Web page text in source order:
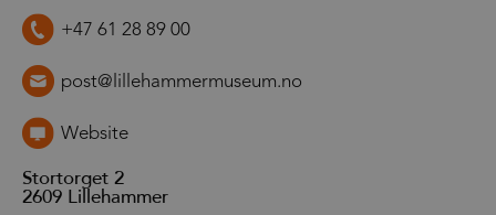
+47 61 28 89 00
post@lillehammermuseum.no
Website
Stortorget 2
2609 Lillehammer